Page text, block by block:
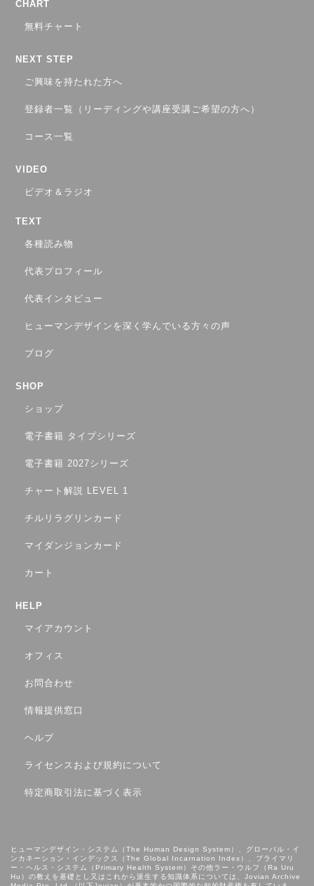
CHART
無料チャート
NEXT STEP
ご興味を持たれた方へ
登録者一覧（リーディングや講座受講ご希望の方へ）
コース一覧
VIDEO
ビデオ＆ラジオ
TEXT
各種読み物
代表プロフィール
代表インタビュー
ヒューマンデザインを深く学んでいる方々の声
ブログ
SHOP
ショップ
電子書籍 タイプシリーズ
電子書籍 2027シリーズ
チャート解説 LEVEL 1
チルリラグリンカード
マイダンジョンカード
カート
HELP
マイアカウント
オフィス
お問合わせ
情報提供窓口
ヘルプ
ライセンスおよび規約について
特定商取引法に基づく表示
ヒューマンデザイン・システム（The Human Design System）、グローバル・イ
ンカネーション・インデックス（The Global Incarnation Index）、プライマリ
ー・ヘルス・システム（Primary Health System）その他ラー・ウルフ（Ra Uru
Hu）の教えを基礎とし⼜はこれから派⽣する知識体系については、Jovian Archive